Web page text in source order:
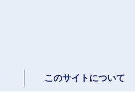
このサイトについて